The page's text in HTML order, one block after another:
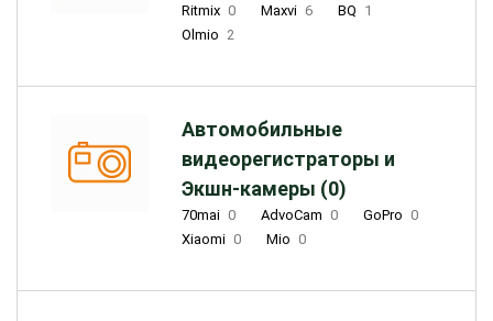
Ritmix 0 Maxvi 6 BQ 1
Olmio 2
Автомобильные
видеорегистраторы и
Экшн-камеры (0)
70mai 0 AdvoCam 0 GoPro 0
Xiaomi 0 Mio 0